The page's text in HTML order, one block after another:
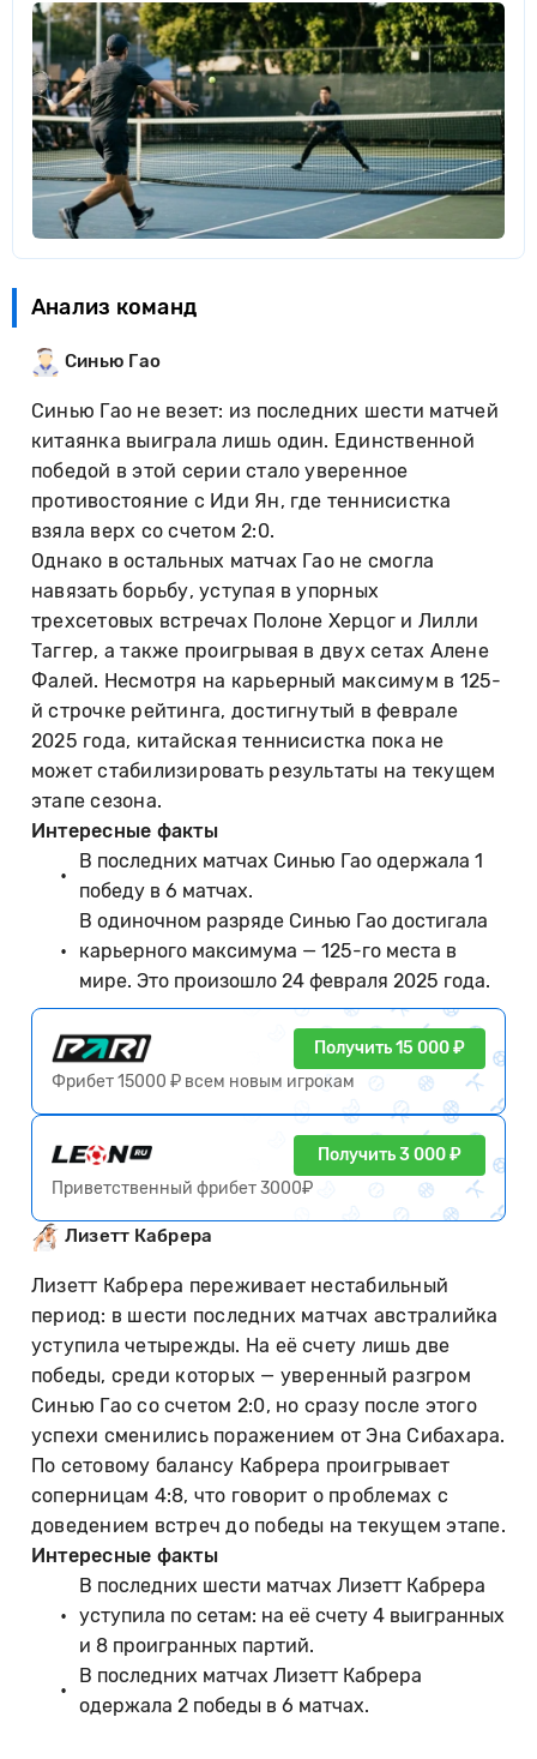
Анализ команд
Синью Гао
Синью Гао не везет: из последних шести матчей
китаянка выиграла лишь один. Единственной
победой в этой серии стало уверенное
противостояние с Иди Ян, где теннисистка
взяла верх со счетом 2:0.
Однако в остальных матчах Гао не смогла
навязать борьбу, уступая в упорных
трехсетовых встречах Полоне Херцог и Лилли
Таггер, а также проигрывая в двух сетах Алене
Фалей. Несмотря на карьерный максимум в 125-
й строчке рейтинга, достигнутый в феврале
2025 года, китайская теннисистка пока не
может стабилизировать результаты на текущем
этапе сезона.
Интересные факты
В последних матчах Синью Гао одержала 1
победу в 6 матчах.
В одиночном разряде Синью Гао достигала
карьерного максимума — 125-го места в
мире. Это произошло 24 февраля 2025 года.
Получить 15 000 ₽
Фрибет 15000 ₽ всем новым игрокам
Получить 3 000 ₽
Приветственный фрибет 3000₽
Лизетт Кабрера
Лизетт Кабрера переживает нестабильный
период: в шести последних матчах австралийка
уступила четырежды. На её счету лишь две
победы, среди которых — уверенный разгром
Синью Гао со счетом 2:0, но сразу после этого
успехи сменились поражением от Эна Сибахара.
По сетовому балансу Кабрера проигрывает
соперницам 4:8, что говорит о проблемах с
доведением встреч до победы на текущем этапе.
Интересные факты
В последних шести матчах Лизетт Кабрера
уступила по сетам: на её счету 4 выигранных
и 8 проигранных партий.
В последних матчах Лизетт Кабрера
одержала 2 победы в 6 матчах.